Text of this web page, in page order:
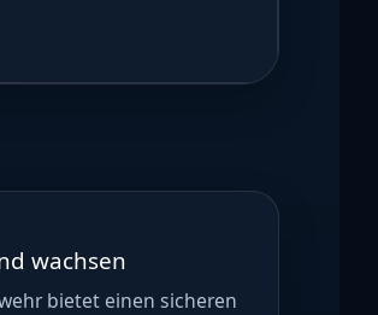
wachsen
bietet einen sicheren